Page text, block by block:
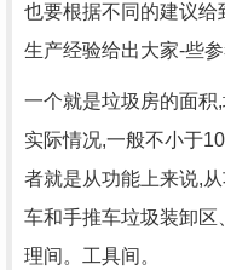
也要根据不同的建议
生产经验给出大家-些参
一个就是垃圾房的面积
实际情况,一般不小于
者就是从功能上来说,
车和手推车垃圾装卸区
理间。工具间。